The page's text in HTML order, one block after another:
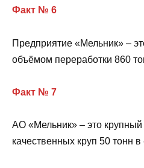
Факт № 6
Предприятие «Мельник» –
объёмом переработки 860
Факт № 7
АО «Мельник» – это крупный
качественных круп 50 тонн в